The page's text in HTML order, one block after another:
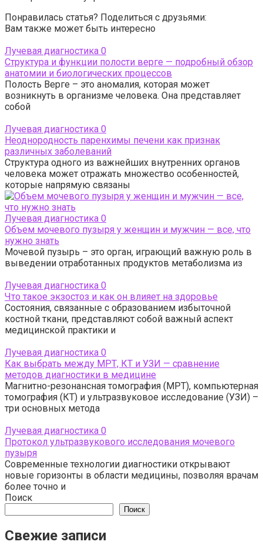
Понравилась статья? Поделиться с друзьями:
Вам также может быть интересно
Лучевая диагностика 0
Структура и функции полости верге — подробный обзор
анатомии и биологических процессов
Полость Верге – это аномалия, которая может
возникнуть в организме человека. Она представляет
собой
Лучевая диагностика 0
Неоднородность паренхимы печени как признак
различных заболеваний
Структура одного из важнейших внутренних органов
человека может отражать множество особенностей,
которые напрямую связаны
Лучевая диагностика 0
Объем мочевого пузыря у женщин и мужчин — все, что
нужно знать
Мочевой пузырь – это орган, играющий важную роль в
выведении отработанных продуктов метаболизма из
Лучевая диагностика 0
Что такое экзостоз и как он влияет на здоровье
Состояния, связанные с образованием избыточной
костной ткани, представляют собой важный аспект
медицинской практики и
Лучевая диагностика 0
Как выбрать между МРТ, КТ и УЗИ — сравнение
методов диагностики в медицине
Магнитно-резонансная томография (МРТ), компьютерная
томография (КТ) и ультразвуковое исследование (УЗИ) –
три основных метода
Лучевая диагностика 0
Протокол ультразвукового исследования мочевого
пузыря
Современные технологии диагностики открывают
новые горизонты в области медицины, позволяя врачам
более точно и
Поиск
Поиск
Свежие записи